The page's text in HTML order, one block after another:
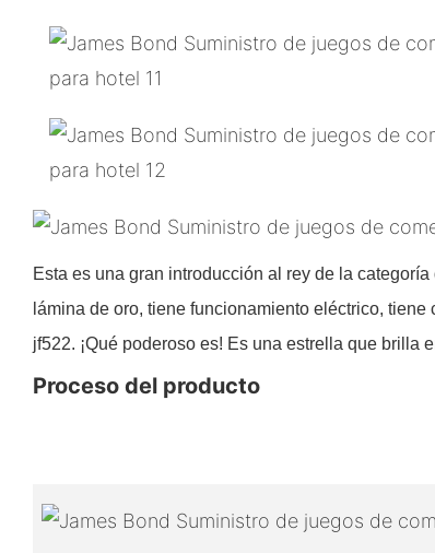
Esta es una gran introducción al rey de la
lámina de oro, tiene funcionamiento eléctrico,
jf522. ¡Qué poderoso es! Es una estrella que brilla
Proceso del producto